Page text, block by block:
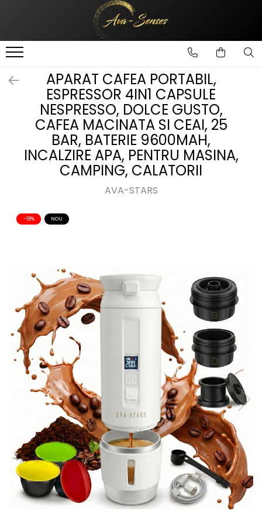
INGRIJIRE SI FRUMUSETE
APARAT CAFEA PORTABIL,
ESPRESSOR 4IN1 CAPSULE
NESPRESSO, DOLCE GUSTO,
CAFEA MACINATA SI CEAI, 25
BAR, BATERIE 9600MAH,
INCALZIRE APA, PENTRU MASINA,
CAMPING, CALATORII
AVA-STARS
-18% NOU